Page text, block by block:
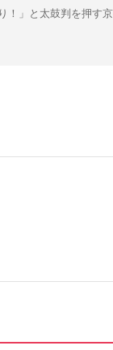
」と太鼓判を押す